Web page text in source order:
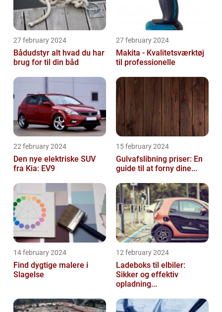
27 february 2024
Bådudstyr alt hvad du har
brug for til din båd
27 february 2024
Makita - Kvalitetsværktøj
til professionelle
22 february 2024
Den nye elektriske SUV
fra Kia: EV9
15 february 2024
Gulvafslibning priser: En
guide til at forny dine...
14 february 2024
Find dygtige malere i
Slagelse
12 february 2024
Ladeboks til elbiler:
Sikker og effektiv
opladning...